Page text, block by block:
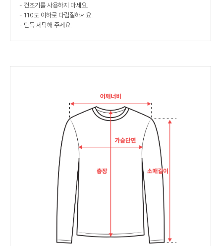
- 건조기를 사용하지 마세요.
- 110도 이하로 다림질하세요.
- 단독 세탁해 주세요.